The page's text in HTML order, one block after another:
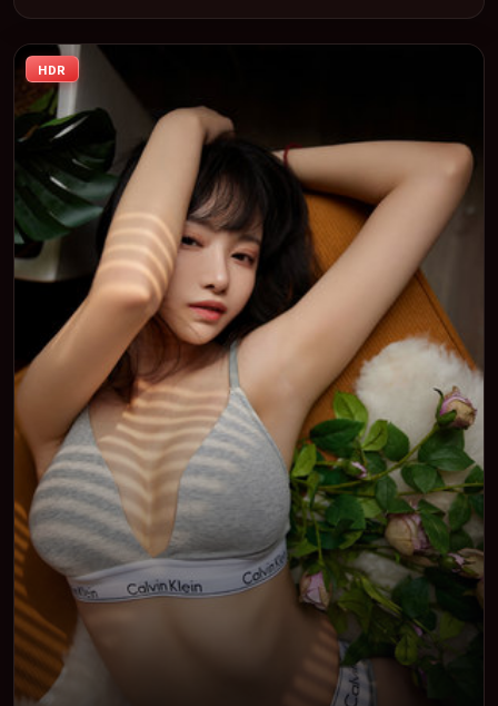
12 在内地院线及主流平台同步亮相，2017 年度话题片中口碑稳健，
适合喜欢强情节与人物弧光的观众完整观看。
HDR